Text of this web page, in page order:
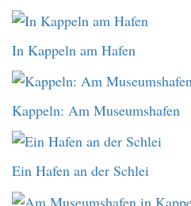
In Kappeln am Hafen
Kappeln: Am Museumshafen
Ein Hafen an der Schlei